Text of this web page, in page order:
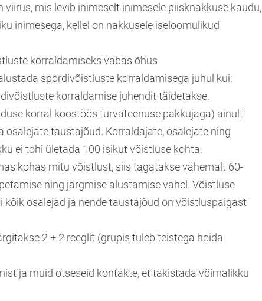
viirus, mis levib inimeselt inimesele piisknakkuse kaudu,
inimesega, kellel on nakkusele iseloomulikud
korraldamiseks vabas õhus
spordivõistluste korraldamisega juhul kui:
korraldamise juhendit täidetakse.
korral koostöös turvateenuse pakkujaga) ainult
osalejate taustajõud. Korraldajate, osalejate ning
ei tohi ületada 100 isikut võistluse kohta.
kohas mitu võistlust, siis tagatakse vähemalt 60-
ning järgmise alustamise vahel. Võistluse
kõik osalejad ja nende taustajõud on võistluspaigast
2 + 2 reeglit (grupis tuleb teistega hoida
ja muid otseseid kontakte, et takistada võimalikku